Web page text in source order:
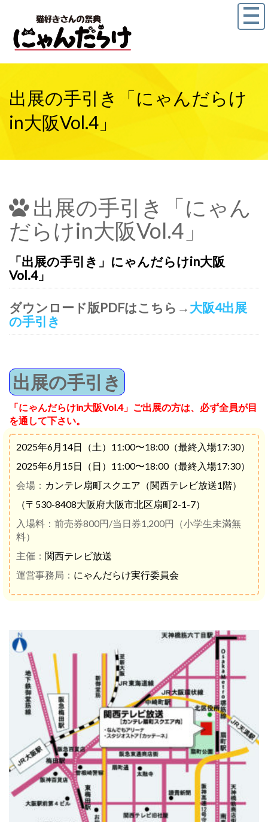
出展の手引き「にゃんだらけ
in大阪Vol.4」
出展の手引き「にゃん
だらけin大阪Vol.4」
「出展の手引き」 にゃんだらけin大阪
Vol.4」
ダウンロード版PDFはこちら→ 大阪4出展
の手引き
出展の手引き
「にゃんだらけin大阪Vol.4」ご出展の方は、必ず全員が目
を通して下さい。
2025年6月14日（土）11:00〜18:00（最終入場17:30）
2025年6月15日（日）11:00〜18:00（最終入場17:30）
会場： カンテレ扇町スクエア（関西テレビ放送1階）
（〒530-8408大阪府大阪市北区扇町2-1-7）
入場料：前売券800円/当日券1,200円（小学生未満無
料）
主催： 関西テレビ放送
運営事務局： にゃんだらけ実行委員会